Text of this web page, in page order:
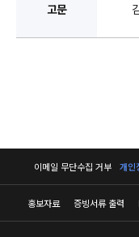
고문
이메일 무단수집 거부 개인
홍보자료 증빙서류 출력